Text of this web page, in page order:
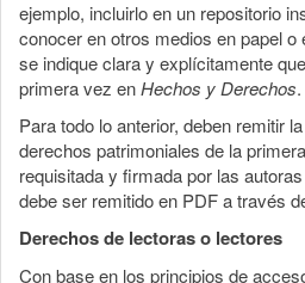
ejemplo, incluirlo en un repositorio
conocer en otros medios en papel
se indique clara y explícitamente
primera vez enHechos y Derechos.
Para todo lo anterior, deben remitir
derechos patrimoniales de la
requisitada y firmada por las
debe ser remitido en PDF a través
Derechos de lectoras o lectores
Con base en los principios de